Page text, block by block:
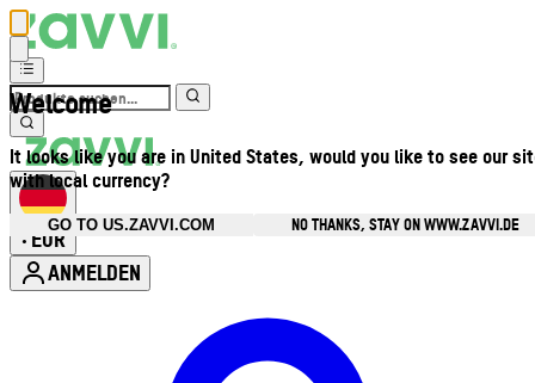
Welcome
It looks like you are in United States, would you like to see our
with local currency?
GO TO US.ZAVVI.COM
NO THANKS, STAY ON WWW.ZAVVI.DE
• EUR
ANMELDEN